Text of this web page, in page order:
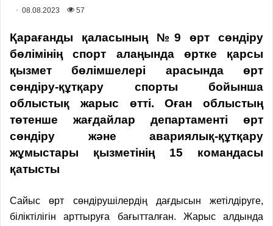
08.08.2023 57
Қарағанды қаласының №9 өрт сөндіру
бөлімінің спорт алаңында өртке қарсы
қызмет бөлімшелері арасында өрт
сөндіру-құтқару спорты бойынша
облыстық жарыс өтті. Оған облыстың
төтенше жағдайлар департаменті өрт
сөндіру және авариялық-құтқару
жұмыстары қызметінің 15 командасы
қатысты
Сайыс өрт сөндірушілердің дағдысын жетілдіруге,
біліктілігін арттыруға бағытталған. Жарыс алдында